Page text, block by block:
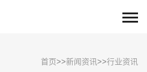
首页>>新闻资讯>>行业资讯